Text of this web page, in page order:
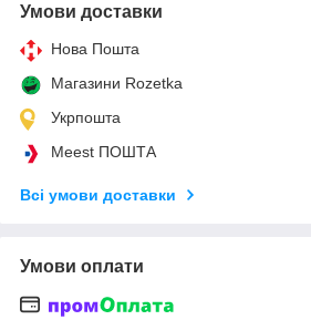
Умови доставки
Нова Пошта
Магазини Rozetka
Укрпошта
Meest ПОШТА
Всі умови доставки
Умови оплати